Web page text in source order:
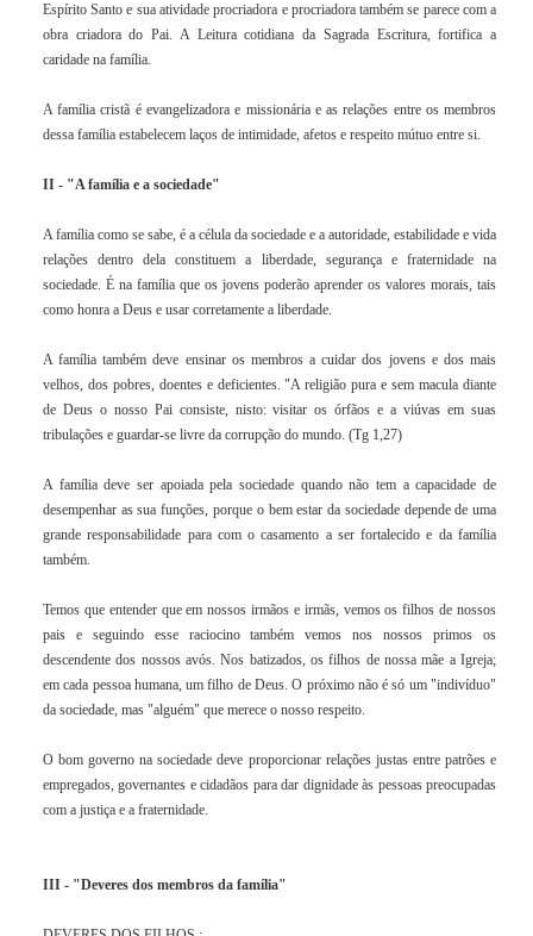
Espírito Santo e sua atividade procriadora e procriadora também se parece com a
obra criadora do Pai. A Leitura cotidiana da Sagrada Escritura, fortifica a
caridade na família.
A família cristã é evangelizadora e missionária e as relações entre os membros
dessa família estabelecem laços de intimidade, afetos e respeito mútuo entre si.
II - "A família e a sociedade"
A família como se sabe, é a célula da sociedade e a autoridade, estabilidade e vida
relações dentro dela constituem a liberdade, segurança e fraternidade na
sociedade. É na família que os jovens poderão aprender os valores morais, tais
como honra a Deus e usar corretamente a liberdade.
A família também deve ensinar os membros a cuidar dos jovens e dos mais
velhos, dos pobres, doentes e deficientes. "A religião pura e sem macula diante
de Deus o nosso Pai consiste, nisto: visitar os órfãos e a viúvas em suas
tribulações e guardar-se livre da corrupção do mundo. (Tg 1,27)
A família deve ser apoiada pela sociedade quando não tem a capacidade de
desempenhar as sua funções, porque o bem estar da sociedade depende de uma
grande responsabilidade para com o casamento a ser fortalecido e da família
também.
Temos que entender que em nossos irmãos e irmãs, vemos os filhos de nossos
pais e seguindo esse raciocino também vemos nos nossos primos os
descendente dos nossos avós. Nos batizados, os filhos de nossa mãe a Igreja;
em cada pessoa humana, um filho de Deus. O próximo não é só um "indivíduo"
da sociedade, mas "alguém" que merece o nosso respeito.
O bom governo na sociedade deve proporcionar relações justas entre patrões e
empregados, governantes e cidadãos para dar dignidade às pessoas preocupadas
com a justiça e a fraternidade.
III - "Deveres dos membros da família"